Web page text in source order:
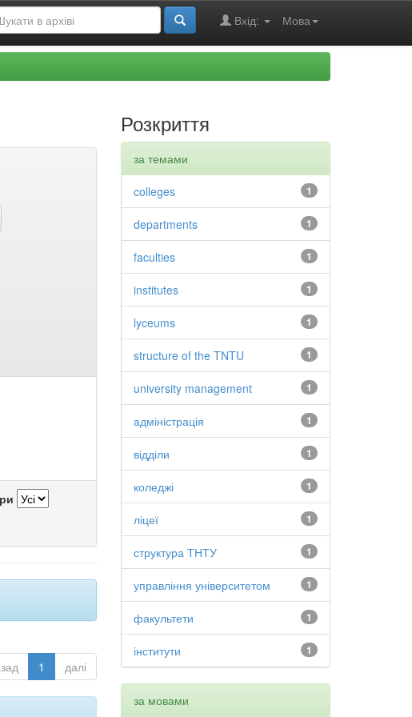
Мова
Вхід:
1 далі
Розкриття
за темами
1
colleges
1
departments
1
faculties
1
institutes
1
lyceums
1
structure of the TNTU
1
university management
1
адміністрація
1
відділи
1
коледжі
1
ліцеї
1
структура ТНТУ
1
управління університетом
1
факультети
1
інститути
за мовами